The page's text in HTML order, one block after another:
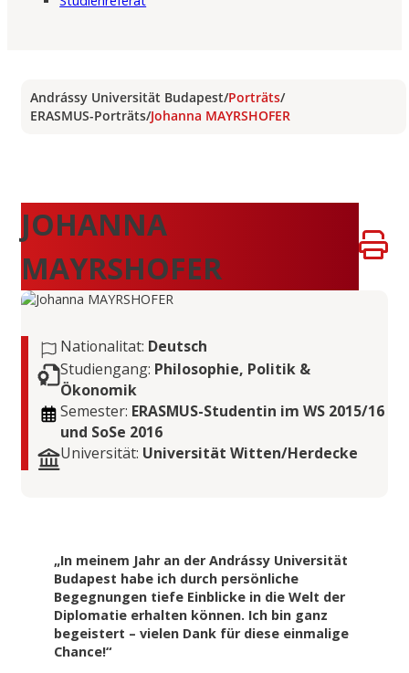
Andrássy Universität Budapest/Porträts/
ERASMUS-Porträts/Johanna MAYRSHOFER
JOHANNA
MAYRSHOFER
Nationalitat: Deutsch
Studiengang: Philosophie, Politik &
Ökonomik
Semester: ERASMUS-Studentin im WS 2015/16
und SoSe 2016
Universität: Universität Witten/Herdecke
„In meinem Jahr an der Andrássy Universität
Budapest habe ich durch persönliche
Begegnungen tiefe Einblicke in die Welt der
Diplomatie erhalten können. Ich bin ganz
begeistert – vielen Dank für diese einmalige
Chance!“